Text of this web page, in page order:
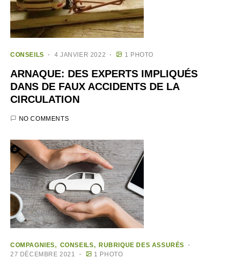
CONSEILS 4 JANVIER 2022 1 PHOTO
ARNAQUE: DES EXPERTS IMPLIQUÉS
DANS DE FAUX ACCIDENTS DE LA
CIRCULATION
NO COMMENTS
COMPAGNIES CONSEILS
RUBRIQUE DES ASSURÉS
27 DÉCEMBRE 2021
1 PHOTO